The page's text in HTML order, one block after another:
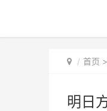
首页 >
明日